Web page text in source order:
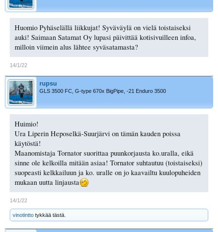
Huomio Pyhäselällä liikkujat! Syväväylä on vielä toistaiseksi
auki! Saimaan Satamat Oy lupasi päivittää kotisivuilleen infoa,
milloin viimein alus lähtee syväsatamasta?
14/1/22
rupsu
GLS 3500 FC, G-type 670x BigPipe, -21 Enduro 3500
Huimio!
Ura Liperin Heposelkä-Suurjärvi on tämän kauden poissa
käytöstä!
Maanomistaja Tornator suorittaa puunkorjausta ko.uralla, eikä
sinne ole kelkoilla mitään asiaa! Tornator suhtautuu (toistaiseksi)
suopeasti kelkkailuun ja ko. uralle on jo kaavailtu kuulopuheiden
mukaan uutta linjausta
14/1/22
vinotintto tykkää tästä.